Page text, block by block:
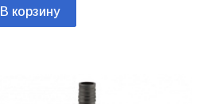
В корзину